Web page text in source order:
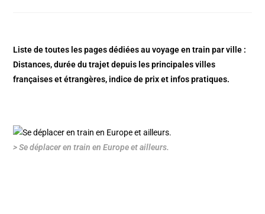
Liste de toutes les pages dédiées au voyage en train par ville :
Distances, durée du trajet depuis les principales villes
françaises et étrangères, indice de prix et infos pratiques.
> Se déplacer en train en Europe et ailleurs.